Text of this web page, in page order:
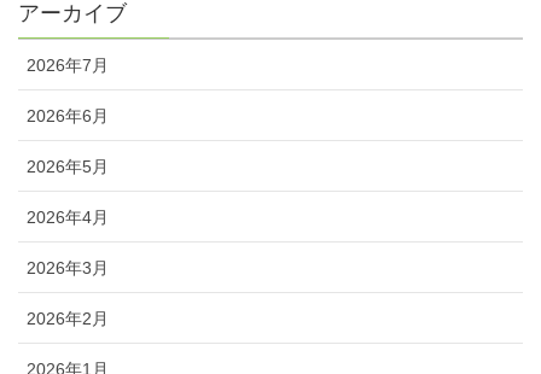
アーカイブ
2026年7月
2026年6月
2026年5月
2026年4月
2026年3月
2026年2月
2026年1月